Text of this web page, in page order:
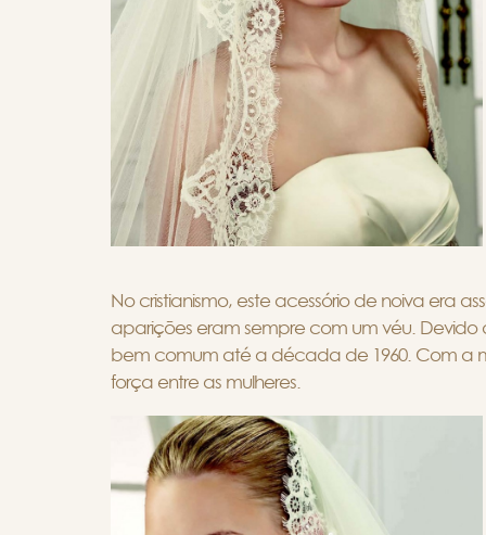
No cristianismo, este acessório de noiva era
aparições eram sempre com um véu. Devido
bem comum até a década de 1960. Com a
força entre as mulheres.